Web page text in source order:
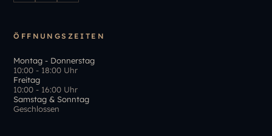
ÖFFNUNGSZEITEN
Montag - Donnerstag
10:00 - 18:00 Uhr
Freitag
10:00 - 16:00 Uhr
Samstag & Sonntag
Geschlossen